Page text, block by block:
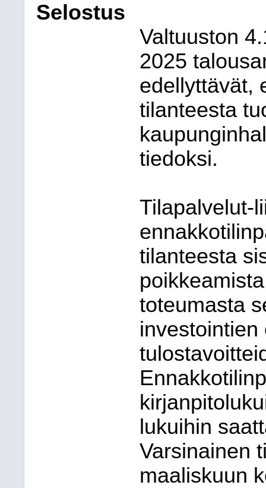
Selostus
Valtuuston
2025
edellyttävät,
tilanteesta
tiedoksi.
Tilapalvelut-
tilanteesta
toteumasta
lukuihin
Varsinainen
maaliskuun